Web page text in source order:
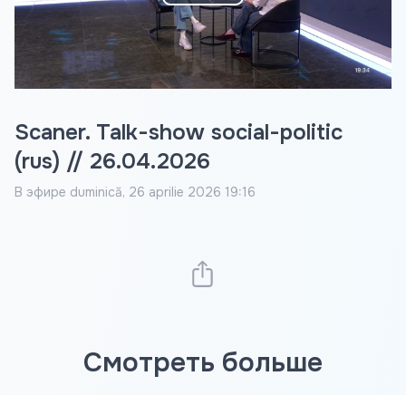
Video
Scaner. Talk-show social-politic
(rus) // 26.04.2026
В эфире duminică, 26 aprilie 2026 19:16
Смотреть больше